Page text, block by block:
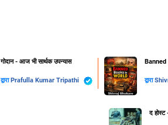
गोदान - आज भी सार्थक उपन्यास
द्वारा Prafulla Kumar Tripathi द्वारा
द होस्ट